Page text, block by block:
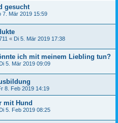
gesucht
7. Mär 2019 15:59
« Di 5. Mär 2019 17:38
ich mit meinem Liebling tun?
Di 5. Mär 2019 09:09
8. Feb 2019 14:19
mit Hund
Di 5. Feb 2019 08:25